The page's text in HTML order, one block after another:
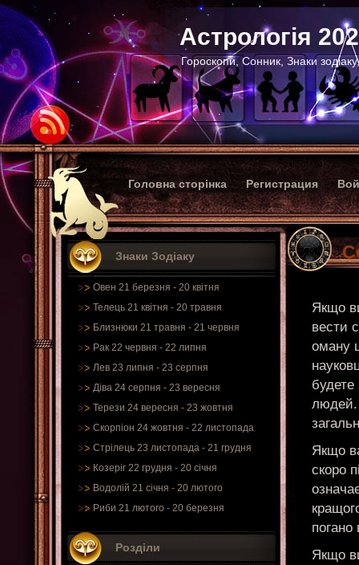
Астрологія
Гороскопи, Сонник, Знаки
Головна сторінка Регистрация
Знаки Зодіаку
Овен 21 березня - 20 квітня
Телець 21 квітня - 20 травня
Близнюки 21 травня - 21 червня
Рак 22 червня - 22 липня
Лев 23 липня - 23 серпня
Діва 24 серпня - 23 вересня
Терези 24 вересня - 23 жовтня
Скорпіон 24 жовтня - 22 листопада
Стрілець 23 листопада - 21 грудня
Козеріг 22 грудня - 20 січня
Водолій 21 січня - 20 лютого
Риби 21 лютого - 20 березня
Розділи
Якщо
вести
оману
будете
людей.
Якщо
скоро
погано
Якщо